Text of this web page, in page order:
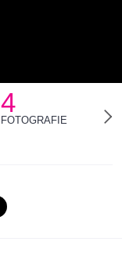
4
FOTOGRAFIE